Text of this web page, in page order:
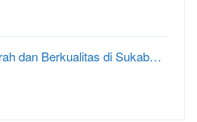
dan Berkualitas di Sukab…